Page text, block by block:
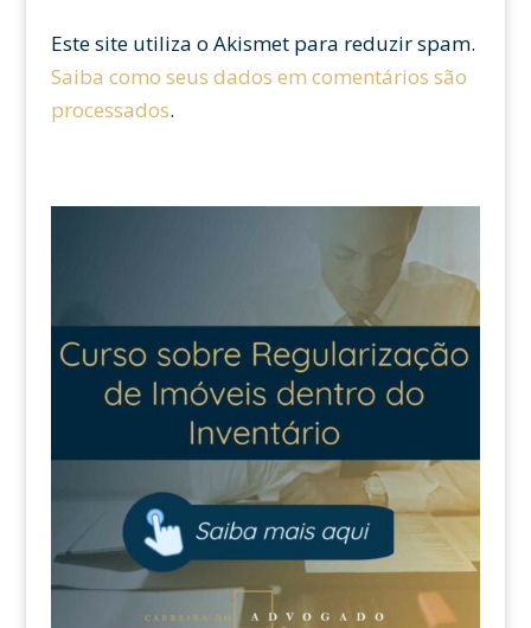
Este site utiliza o Akismet para reduzir spam.
Saiba como seus dados em comentários são
processados.